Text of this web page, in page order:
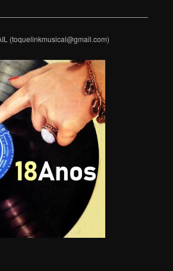
(toquelinkmusical@gmail.com)